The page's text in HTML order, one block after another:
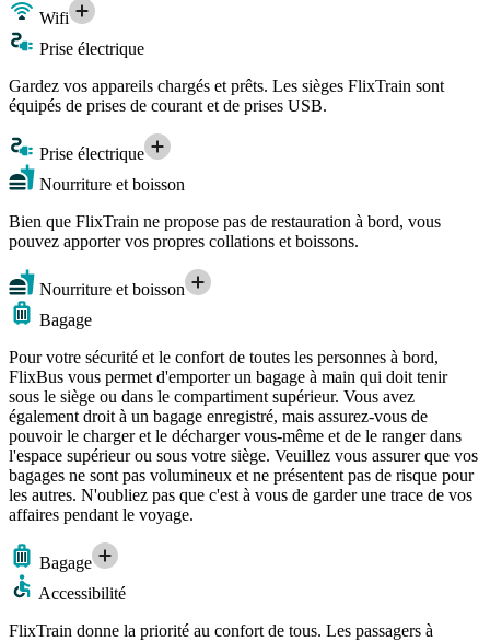
Wifi
Prise électrique
Gardez vos appareils chargés et prêts. Les sièges FlixTrain sont
équipés de prises de courant et de prises USB.
Prise électrique
Nourriture et boisson
Bien que FlixTrain ne propose pas de restauration à bord, vous
pouvez apporter vos propres collations et boissons.
Nourriture et boisson
Bagage
Pour votre sécurité et le confort de toutes les personnes à bord,
FlixBus vous permet d'emporter un bagage à main qui doit tenir
sous le siège ou dans le compartiment supérieur. Vous avez
également droit à un bagage enregistré, mais assurez-vous de
pouvoir le charger et le décharger vous-même et de le ranger dans
l'espace supérieur ou sous votre siège. Veuillez vous assurer que vos
bagages ne sont pas volumineux et ne présentent pas de risque pour
les autres. N'oubliez pas que c'est à vous de garder une trace de vos
affaires pendant le voyage.
Bagage
Accessibilité
FlixTrain donne la priorité au confort de tous. Les passagers à